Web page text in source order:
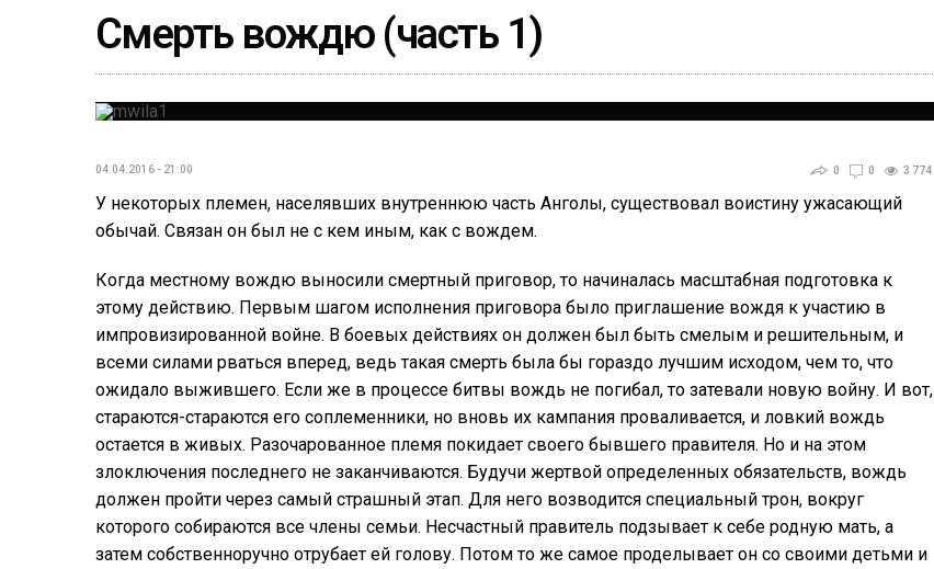
Смерть вождю (часть 1)
04.04.2016 - 21:00 0 0 3 774
У некоторых племен, населявших внутреннюю часть Анголы, существовал воистину ужасающий
обычай. Связан он был не с кем иным, как с вождем.
Когда местному вождю выносили смертный приговор, то начиналась масштабная подготовка к
этому действию. Первым шагом исполнения приговора было приглашение вождя к участию в
импровизированной войне. В боевых действиях он должен был быть смелым и решительным, и
всеми силами рваться вперед, ведь такая смерть была бы гораздо лучшим исходом, чем то, что
ожидало выжившего. Если же в процессе битвы вождь не погибал, то затевали новую войну. И вот,
стараются-стараются его соплеменники, но вновь их кампания проваливается, и ловкий вождь
остается в живых. Разочарованное племя покидает своего бывшего правителя. Но и на этом
злоключения последнего не заканчиваются. Будучи жертвой определенных обязательств, вождь
должен пройти через самый страшный этап. Для него возводится специальный трон, вокруг
которого собираются все члены семьи. Несчастный правитель подзывает к себе родную мать, а
затем собственноручно отрубает ей голову. Потом то же самое проделывает он со своими детьми и